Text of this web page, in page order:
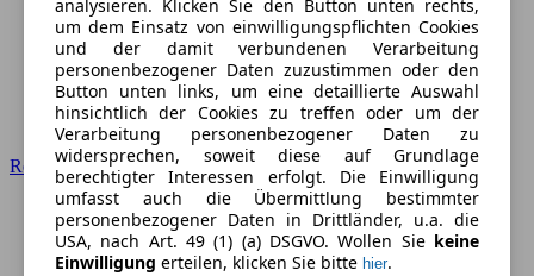
Renault
analysieren. Klicken Sie den Button unten rechts,
um dem Einsatz von einwilligungspflichten Cookies
und der damit verbundenen Verarbeitung
personenbezogener Daten zuzustimmen oder den
Button unten links, um eine detaillierte Auswahl
hinsichtlich der Cookies zu treffen oder um der
Verarbeitung personenbezogener Daten zu
widersprechen, soweit diese auf Grundlage
berechtigter Interessen erfolgt. Die Einwilligung
umfasst auch die Übermittlung bestimmter
personenbezogener Daten in Drittländer, u.a. die
USA, nach Art. 49 (1) (a) DSGVO. Wollen Sie keine
Einwilligung erteilen, klicken Sie bitte hier.